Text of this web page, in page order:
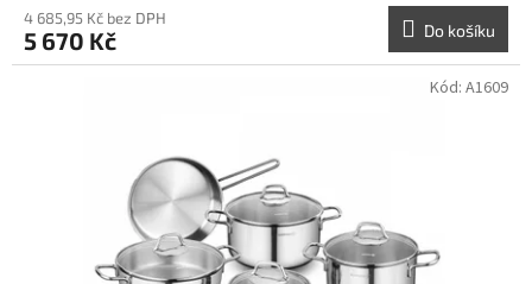
4 685,95 Kč bez DPH
5 670 Kč Do košíku
Kód: A1609